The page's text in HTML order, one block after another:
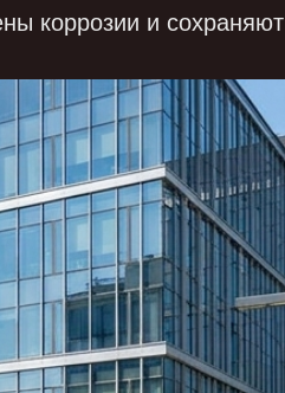
коррозии и сохраняют